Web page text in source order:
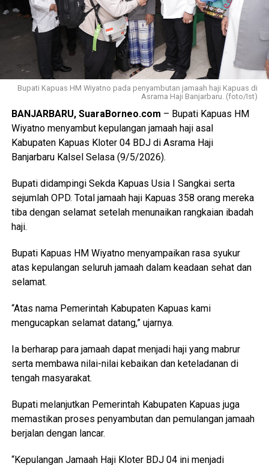
Bupati Kapuas HM Wiyatno pada penyambutan jamaah haji Kapuas di
Asrama Haji Banjarbaru. (foto/Ist)
BANJARBARU, SuaraBorneo.com – Bupati Kapuas HM
Wiyatno menyambut kepulangan jamaah haji asal
Kabupaten Kapuas Kloter 04 BDJ di Asrama Haji
Banjarbaru Kalsel Selasa (9/5/2026).
Bupati didampingi Sekda Kapuas Usia I Sangkai serta
sejumlah OPD. Total jamaah haji Kapuas 358 orang mereka
tiba dengan selamat setelah menunaikan rangkaian ibadah
haji.
Bupati Kapuas HM Wiyatno menyampaikan rasa syukur
atas kepulangan seluruh jamaah dalam keadaan sehat dan
selamat.
“Atas nama Pemerintah Kabupaten Kapuas kami
mengucapkan selamat datang,” ujarnya.
Ia berharap para jamaah dapat menjadi haji yang mabrur
serta membawa nilai-nilai kebaikan dan keteladanan di
tengah masyarakat.
Bupati melanjutkan Pemerintah Kabupaten Kapuas juga
memastikan proses penyambutan dan pemulangan jamaah
berjalan dengan lancar.
“Kepulangan Jamaah Haji Kloter BDJ 04 ini menjadi